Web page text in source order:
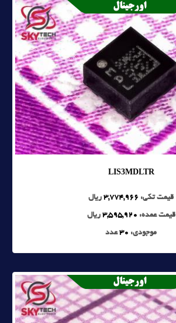
LIS3MDLTR
قیمت تکی: 3,774,966 ریال
قیمت عمده: 3,595,920 ریال
موجودی: 30عدد